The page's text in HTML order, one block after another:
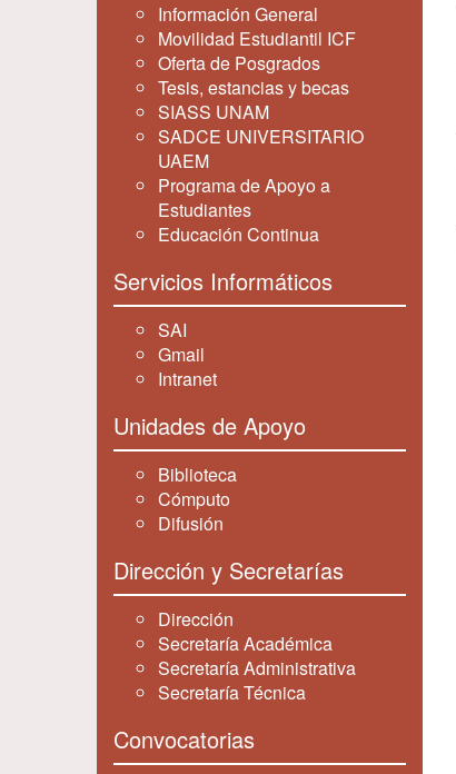
Información General
Movilidad Estudiantil ICF
Oferta de Posgrados
Tesis, estancias y becas
SIASS UNAM
SADCE UNIVERSITARIO
UAEM
Programa de Apoyo a
Estudiantes
Educación Continua
Servicios Informáticos
SAI
Gmail
Intranet
Unidades de Apoyo
Biblioteca
Cómputo
Difusión
Dirección y Secretarías
Dirección
Secretaría Académica
Secretaría Administrativa
Secretaría Técnica
Convocatorias